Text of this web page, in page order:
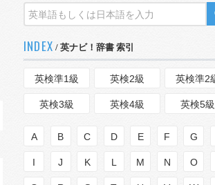
INDEX / 英ナビ！辞書 索引
英検準1級 英検2級 英検準2
英検3級 英検4級 英検5級
A B C D E F G
I J K L M N O